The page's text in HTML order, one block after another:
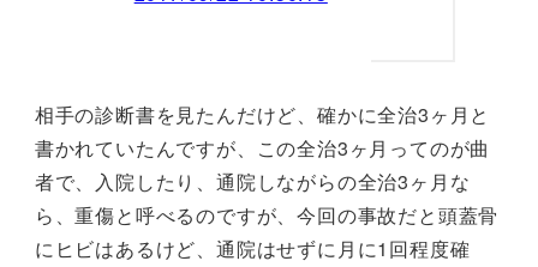
相手の診断書を見たんだけど、確かに全治3ヶ月と
書かれていたんですが、この全治3ヶ月ってのが曲
者で、入院したり、通院しながらの全治3ヶ月な
ら、重傷と呼べるのですが、今回の事故だと頭蓋骨
にヒビはあるけど、通院はせずに月に1回程度確